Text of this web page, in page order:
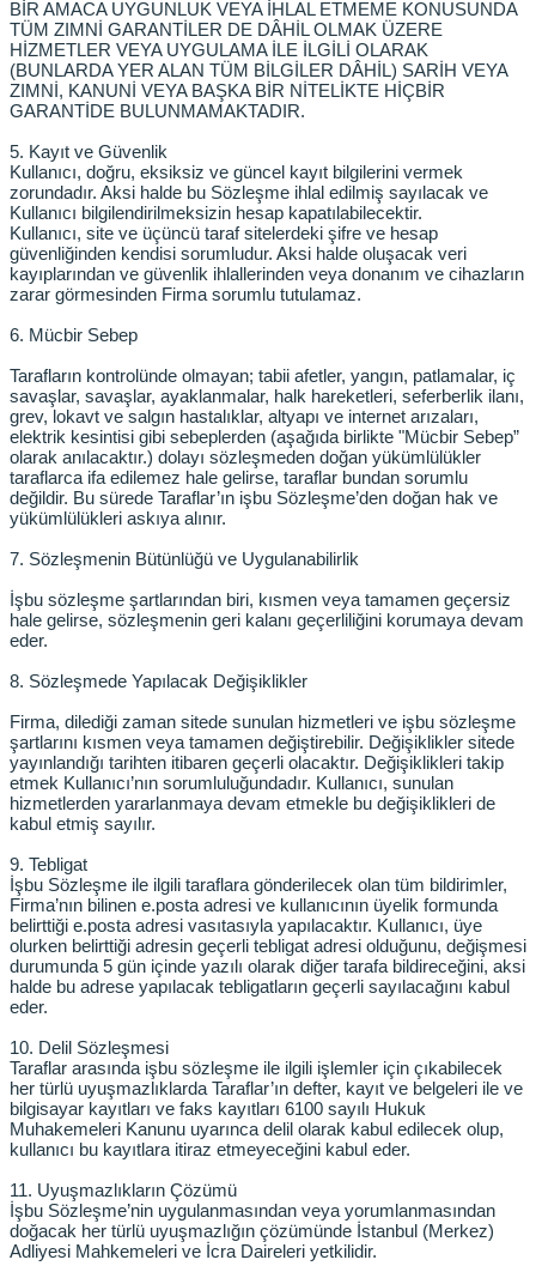
BİR AMACA UYGUNLUK VEYA İHLAL ETMEME KONUSUNDA
TÜM ZIMNİ GARANTİLER DE DÂHİL OLMAK ÜZERE
HİZMETLER VEYA UYGULAMA İLE İLGİLİ OLARAK
(BUNLARDA YER ALAN TÜM BİLGİLER DÂHİL) SARİH VEYA
ZIMNİ, KANUNİ VEYA BAŞKA BİR NİTELİKTE HİÇBİR
GARANTİDE BULUNMAMAKTADIR.
5. Kayıt ve Güvenlik
Kullanıcı, doğru, eksiksiz ve güncel kayıt bilgilerini vermek
zorundadır. Aksi halde bu Sözleşme ihlal edilmiş sayılacak ve
Kullanıcı bilgilendirilmeksizin hesap kapatılabilecektir.
Kullanıcı, site ve üçüncü taraf sitelerdeki şifre ve hesap
güvenliğinden kendisi sorumludur. Aksi halde oluşacak veri
kayıplarından ve güvenlik ihlallerinden veya donanım ve cihazların
zarar görmesinden Firma sorumlu tutulamaz.
6. Mücbir Sebep
Tarafların kontrolünde olmayan; tabii afetler, yangın, patlamalar, iç
savaşlar, savaşlar, ayaklanmalar, halk hareketleri, seferberlik ilanı,
grev, lokavt ve salgın hastalıklar, altyapı ve internet arızaları,
elektrik kesintisi gibi sebeplerden (aşağıda birlikte "Mücbir Sebep”
olarak anılacaktır.) dolayı sözleşmeden doğan yükümlülükler
taraflarca ifa edilemez hale gelirse, taraflar bundan sorumlu
değildir. Bu sürede Taraflar’ın işbu Sözleşme’den doğan hak ve
yükümlülükleri askıya alınır.
7. Sözleşmenin Bütünlüğü ve Uygulanabilirlik
İşbu sözleşme şartlarından biri, kısmen veya tamamen geçersiz
hale gelirse, sözleşmenin geri kalanı geçerliliğini korumaya devam
eder.
8. Sözleşmede Yapılacak Değişiklikler
Firma, dilediği zaman sitede sunulan hizmetleri ve işbu sözleşme
şartlarını kısmen veya tamamen değiştirebilir. Değişiklikler sitede
yayınlandığı tarihten itibaren geçerli olacaktır. Değişiklikleri takip
etmek Kullanıcı’nın sorumluluğundadır. Kullanıcı, sunulan
hizmetlerden yararlanmaya devam etmekle bu değişiklikleri de
kabul etmiş sayılır.
9. Tebligat
İşbu Sözleşme ile ilgili taraflara gönderilecek olan tüm bildirimler,
Firma’nın bilinen e.posta adresi ve kullanıcının üyelik formunda
belirttiği e.posta adresi vasıtasıyla yapılacaktır. Kullanıcı, üye
olurken belirttiği adresin geçerli tebligat adresi olduğunu, değişmesi
durumunda 5 gün içinde yazılı olarak diğer tarafa bildireceğini, aksi
halde bu adrese yapılacak tebligatların geçerli sayılacağını kabul
eder.
10. Delil Sözleşmesi
Taraflar arasında işbu sözleşme ile ilgili işlemler için çıkabilecek
her türlü uyuşmazlıklarda Taraflar’ın defter, kayıt ve belgeleri ile ve
bilgisayar kayıtları ve faks kayıtları 6100 sayılı Hukuk
Muhakemeleri Kanunu uyarınca delil olarak kabul edilecek olup,
kullanıcı bu kayıtlara itiraz etmeyeceğini kabul eder.
11. Uyuşmazlıkların Çözümü
İşbu Sözleşme’nin uygulanmasından veya yorumlanmasından
doğacak her türlü uyuşmazlığın çözümünde İstanbul (Merkez)
Adliyesi Mahkemeleri ve İcra Daireleri yetkilidir.